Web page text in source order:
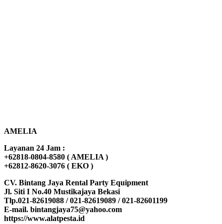
AMELIA
Layanan 24 Jam :
+62818-0804-8580 ( AMELIA )
+62812-8620-3076 ( EKO )
CV. Bintang Jaya Rental Party Equipment
Jl. Siti I No.40 Mustikajaya Bekasi
Tlp.021-82619088 / 021-82619089 / 021-82601199
E-mail. bintangjaya75@yahoo.com
https://www.alatpesta.id